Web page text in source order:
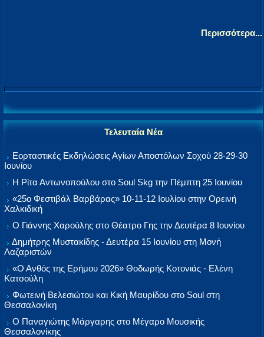
Περισσότερα...
Τελευταία Νέα
Εορταστικές Εκδηλώσεις Αγίων Αποστόλων Σοχού 28-29-30
Ιουνίου
Η Ρίτα Αντωνοπούλου στο Soul Skg την Πέμπτη 25 Ιουνίου
«25ο Φεστιβάλ Βαρβάρας» 10-11-12 Ιουλίου στην Ορεινή
Χαλκιδική
Ο Γιάννης Χαρούλης στο Θέατρο Γης την Δευτέρα 8 Ιουνίου
Δημήτρης Μυστακίδης - Δευτέρα 15 Ιουνίου στη Μονή
Λαζαριστών
«Ο Ανθός της Ερήμου 2026» Θοδωρής Κοτονιάς - Ελένη
Κατσούλη
Φωτεινή Βελεσιώτου και Κική Μαυρίδου στο Soul στη
Θεσσαλονίκη
Ο Παναγιώτης Μάργαρης στο Μέγαρο Μουσικής
Θεσσαλονίκης